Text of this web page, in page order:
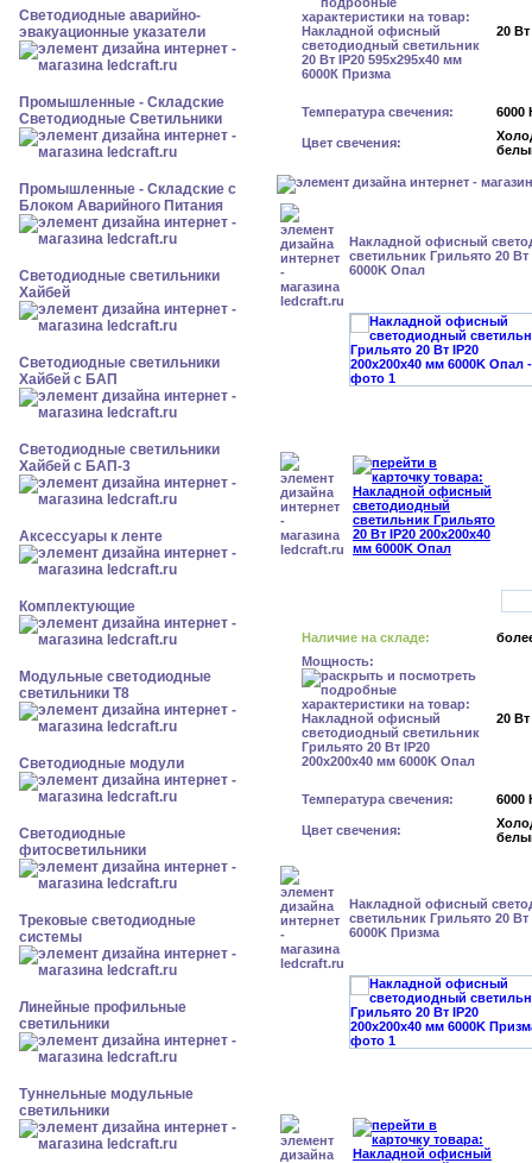
Светодиодные аварийно-
эвакуационные указатели
Промышленные - Складские
Светодиодные Светильники
Промышленные - Складские с
Блоком Аварийного Питания
Светодиодные светильники
Хайбей
Светодиодные светильники
Хайбей с БАП
Светодиодные светильники
Хайбей с БАП-3
Аксессуары к ленте
Комплектующие
Модульные светодиодные
светильники Т8
Светодиодные модули
Светодиодные
фитосветильники
Трековые светодиодные
системы
Линейные профильные
светильники
Туннельные модульные
светильники
20 Вт
Температура свечения: 6000
Цвет свечения:
Накладной офисный
светильник Грильято 20 Вт
6000K Опал
Наличие на складе:
Мощность:
20 Вт
Температура свечения: 6000
Цвет свечения:
Накладной офисный
светильник Грильято 20 Вт
6000K Призма